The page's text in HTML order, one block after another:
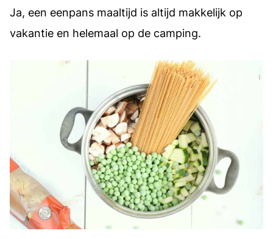
Ja, een eenpans maaltijd is altijd makkelijk op
vakantie en helemaal op de camping.